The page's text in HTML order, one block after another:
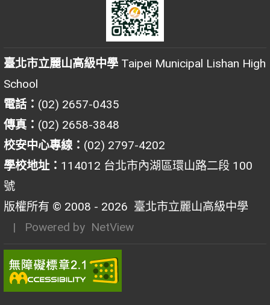
臺北市立麗山高級中學 Taipei Municipal Lishan High
School
電話： (02) 2657-0435
傳真： (02) 2658-3848
校安中心專線： (02) 2797-4202
學校地址： 114012 台北市內湖區環山路二段 100
號
版權所有 © 2008 - 2026 臺北市立麗山高級中學
| Powered by NetView